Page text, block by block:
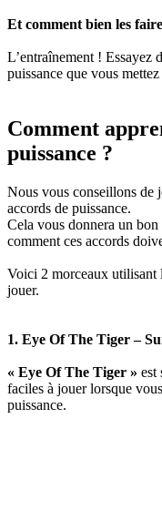
Et comment bien les
L’entraînement ! Essayez
puissance que vous
Comment
puissance ?
Nous vous conseillons de
accords de puissance.
Cela vous donnera un
comment ces accords
Voici 2 morceaux utilisant
jouer.
1. Eye Of The Tiger –
« Eye Of The Tiger » est
faciles à jouer lorsque
puissance.